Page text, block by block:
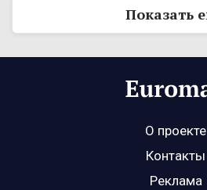
Показать
О проекте
Контакты
Реклама